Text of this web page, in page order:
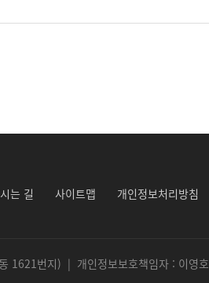
는 길 사이트맵 개인정보처리방침
1621번지) | 개인정보보호책임자 : 이영호